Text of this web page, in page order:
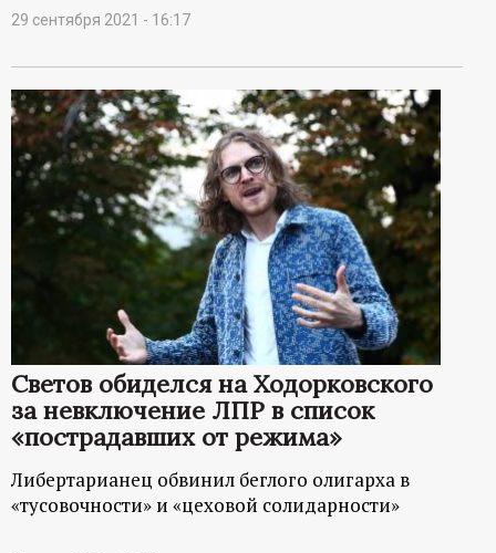
ы
й
п
о
р
т
а
л
29 сентября 2021 - 16:17
Светов обиделся на Ходорковского
за невключение ЛПР в список
«пострадавших от режима»
Либертарианец обвинил беглого олигарха в
«тусовочности» и «цеховой солидарности»